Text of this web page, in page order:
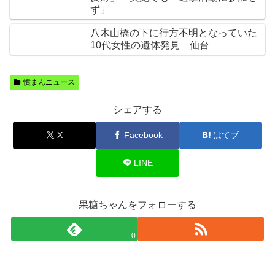
ず」
八木山橋の下に行方不明となっていた
10代女性の遺体発見 仙台
憤まんニュース
シェアする
X Facebook はてブ
LINE
果糖ちゃんをフォローする
0